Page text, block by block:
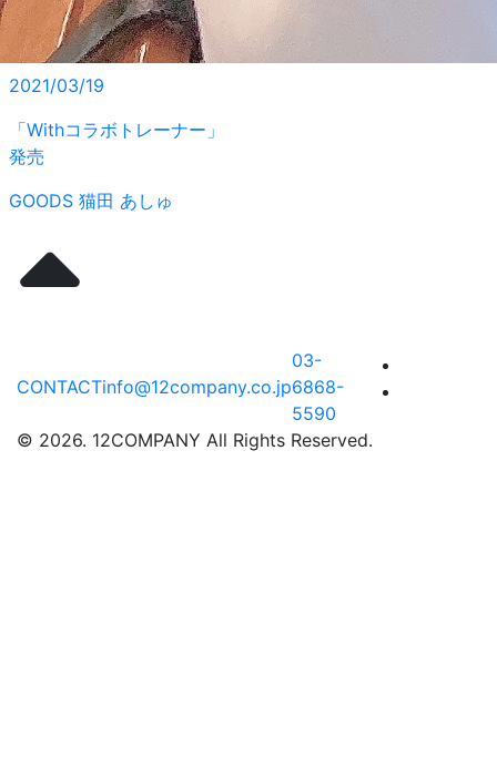
2021/03/19
「Withコラボトレーナー」
発売
GOODS 猫田 あしゅ
CONTACTinfo@12company.co.jp
03-
6868-
5590
© 2026. 12COMPANY All Rights Reserved.